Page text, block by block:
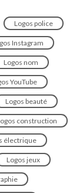
Logos police
Instagram
Logos nom
YouTube
Logos beauté
construction
électrique
Logos jeux